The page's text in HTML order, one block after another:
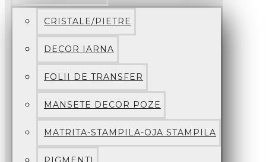
CRISTALE/PIETRE
DECOR IARNA
FOLII DE TRANSFER
MANSETE DECOR POZE
MATRITA-STAMPILA-OJA STAMPILA